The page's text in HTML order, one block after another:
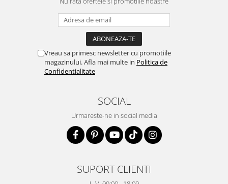
Vreau sa primesc newsletter cu promotiile
magazinului. Afla mai multe in Politica de
Confidentialitate
SOCIAL
Urmareste-ne in social media
SUPORT CLIENTI